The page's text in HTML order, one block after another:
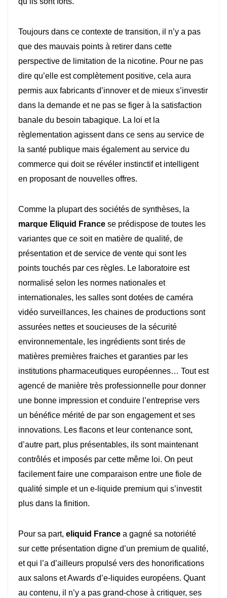
Toujours dans ce contexte de transition, il n’y a pas
que des mauvais points à retirer dans cette
perspective de limitation de la nicotine. Pour ne pas
dire qu’elle est complètement positive, cela aura
permis aux fabricants d’innover et de mieux s’investir
dans la demande et ne pas se figer à la satisfaction
banale du besoin tabagique. La loi et la
règlementation agissent dans ce sens au service de
la santé publique mais également au service du
commerce qui doit se révéler instinctif et intelligent
en proposant de nouvelles offres.
Comme la plupart des sociétés de synthèses, la
marque Eliquid France se prédispose de toutes les
variantes que ce soit en matière de qualité, de
présentation et de service de vente qui sont les
points touchés par ces règles. Le laboratoire est
normalisé selon les normes nationales et
internationales, les salles sont dotées de caméra
vidéo surveillances, les chaines de productions sont
assurées nettes et soucieuses de la sécurité
environnementale, les ingrédients sont tirés de
matières premières fraiches et garanties par les
institutions pharmaceutiques européennes… Tout est
agencé de manière très professionnelle pour donner
une bonne impression et conduire l’entreprise vers
un bénéfice mérité de par son engagement et ses
innovations. Les flacons et leur contenance sont,
d’autre part, plus présentables, ils sont maintenant
contrôlés et imposés par cette même loi. On peut
facilement faire une comparaison entre une fiole de
qualité simple et un e-liquide premium qui s’investit
plus dans la finition.
Pour sa part, eliquid France a gagné sa notoriété
sur cette présentation digne d’un premium de qualité,
et qui l’a d’ailleurs propulsé vers des honorifications
aux salons et Awards d’e-liquides européens. Quant
au contenu, il n’y a pas grand-chose à critiquer, ses